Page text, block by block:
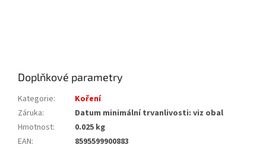
Doplňkové parametry
Kategorie:
Koření
Záruka:
Datum minimální trvanlivosti: viz obal
Hmotnost:
0.025 kg
EAN:
8595599900883